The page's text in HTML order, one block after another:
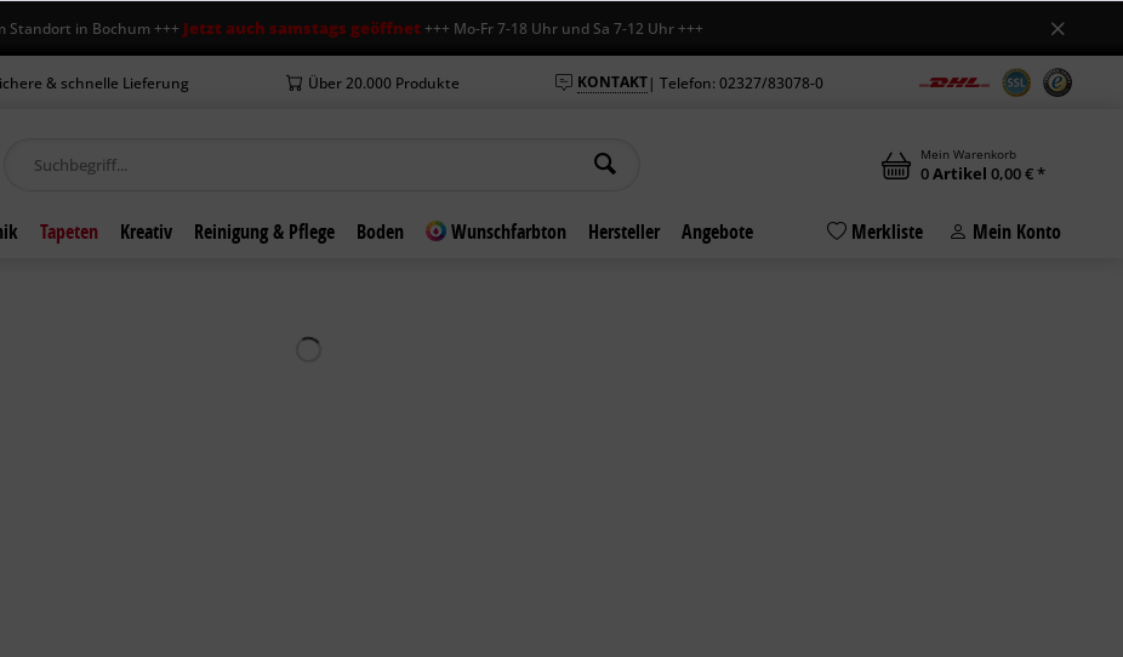
in Bochum +++Jetzt auch samstags geöffnet+++ Mo-Fr 7-18 Uhr und Sa 7-12 Uhr +++
& schnelle Lieferung Über 20.000 Produkte KONTAKT| Telefon: 02327/83078-0
Mein Warenkorb
0Artikel 0,00 € *
Tapeten Kreativ Reinigung & Pflege Boden Wunschfarbton Hersteller Angebote Merkliste Mein Konto